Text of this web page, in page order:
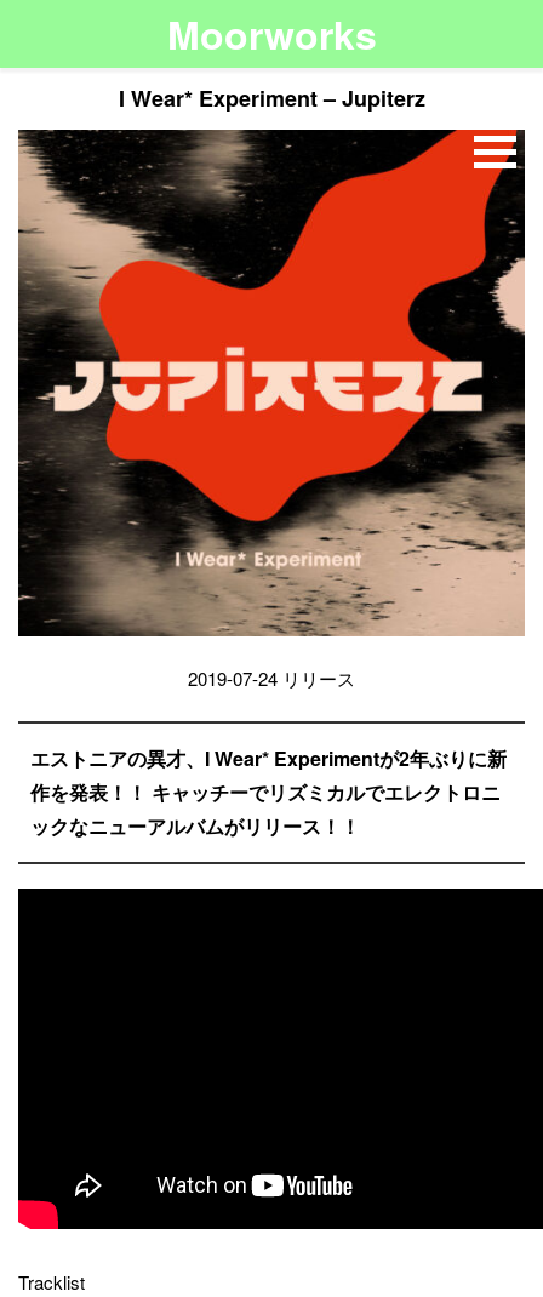
Moorworks
I Wear* Experiment – Jupiterz
2019-07-24 リリース
エストニアの異才、I Wear* Experimentが2年ぶりに新
作を発表！！ キャッチーでリズミカルでエレクトロニ
ックなニューアルバムがリリース！！
Tracklist